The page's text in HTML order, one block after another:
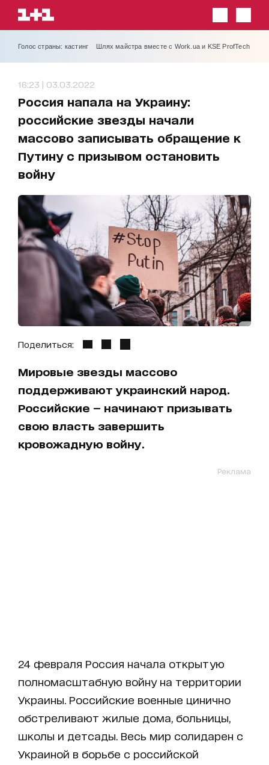
Голос страны: кастинг Шлях майстра вместе с Work.ua и KSE ProfTech
16:23 | 03.03.2022
Россия напала на Украину:
российские звезды начали
массово записывать обращение к
Путину с призывом остановить
войну
Поделиться:
Мировые звезды массово
поддерживают украинский народ.
Российские — начинают призывать
свою власть завершить
кровожадную войну.
Реклама
24 февраля Россия начала открытую
полномасштабную войну на территории
Украины. Российские военные цинично
обстреливают жилые дома, больницы,
школы и детсады. Весь мир солидарен с
Украиной в борьбе с российской